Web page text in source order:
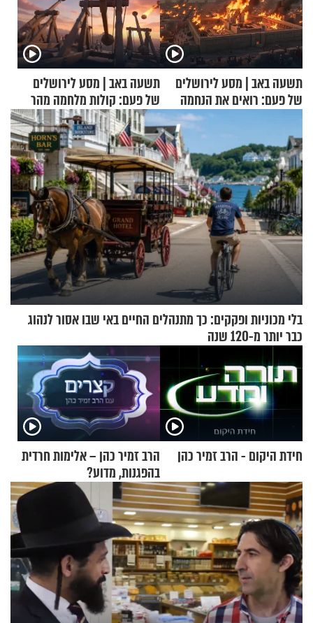
תשעה באב | מסע לירושלים
של פעם: רואים את הנחמה
תשעה באב | מסע לירושלים
של פעם: קולות מלחמה מהר
הזיתים
בלי מכוניות ופקקים: כך מתנהלים החיים באי שבו אסור לנהוג
כבר יותר מ-120 שנה
חידת היקום - הרב זמיר כהן
הרב זמיר כהן – אלימות חרדית
בהפגנות, מדוע?